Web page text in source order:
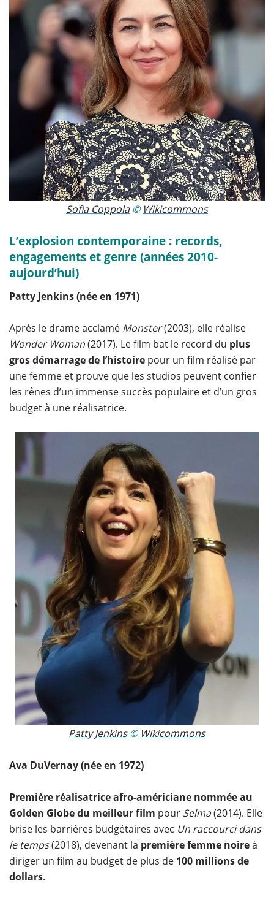
Sofia Coppola​ © Wikicommons
L’explosion contemporaine : records,
engagements et genre (années 2010-
aujourd’hui)
Patty Jenkins (née en 1971)
Après le drame acclamé Monster(2003), elle réalise
Wonder Woman(2017). Le film bat le record du plus
gros démarrage de l’histoire pour un film réalisé par
une femme et prouve que les studios peuvent confier
les rênes d’un immense succès populaire et d’un gros
budget à une réalisatrice.
Patty Jenkins​ © Wikicommons
Ava DuVernay (née en 1972)
Première réalisatrice afro-américiane nommée au
Golden Globe du meilleur film pour Selma(2014). Elle
brise les barrières budgétaires avec Un raccourci dans
le temps(2018), devenant la première femme noireà
diriger un film au budget de plus de 100 millions de
dollars.